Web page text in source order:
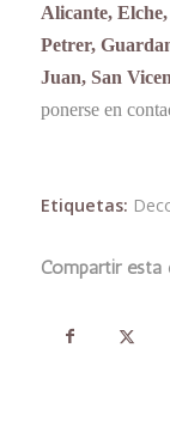
Alicante,
Petrer,
Juan, San
ponerse en
Etiquetas:
Compartir esta